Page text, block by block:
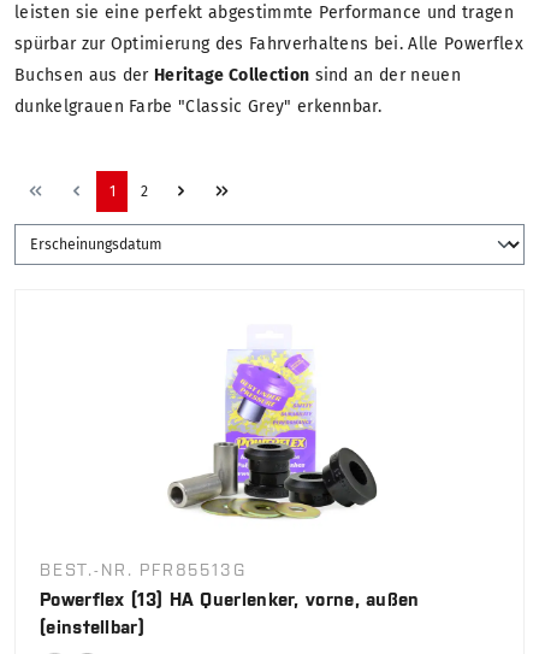
leisten sie eine perfekt abgestimmte Performance und tragen
spürbar zur Optimierung des Fahrverhaltens bei. Alle Powerflex
Buchsen aus der Heritage Collection sind an der neuen
dunkelgrauen Farbe "Classic Grey" erkennbar.
1 2
BEST.-NR. PFR85513G
Powerflex (13) HA Querlenker, vorne, außen
(einstellbar)